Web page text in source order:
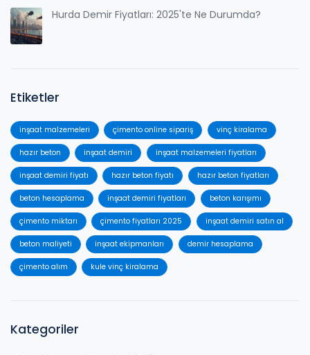
Hurda Demir Fiyatları: 2025'te Ne Durumda?
Etiketler
inşaat malzemeleri çimento online sipariş vinç kiralama
hazır beton inşaat demiri inşaat malzemeleri fiyatları
inşaat demiri fiyatı hazır beton fiyatı hazır beton fiyatları
beton hesaplama inşaat demiri fiyatları beton karışımı
çimento miktarı çimento fiyatları 2025 inşaat demiri satın al
beton maliyeti inşaat ekipmanları demir hesaplama
çimento alım kule vinç kiralama
Kategoriler